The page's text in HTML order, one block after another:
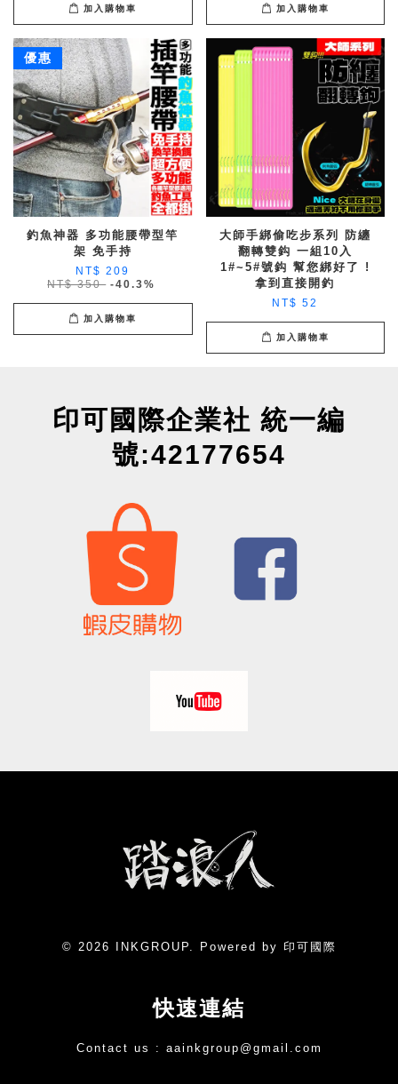
加入購物車 加入購物車
優惠
釣魚神器 多功能腰帶型竿
架 免手持
NT$ 209
NT$ 350 -40.3%
加入購物車
大師手綁偷吃步系列 防纏
翻轉雙鈎 一組10入
1#~5#號鈎 幫您綁好了 !
拿到直接開釣
NT$ 52
加入購物車
印可國際企業社 統一編
號:42177654
© 2026 INKGROUP. Powered by 印可國際
快速連結
Contact us : aainkgroup@gmail.com